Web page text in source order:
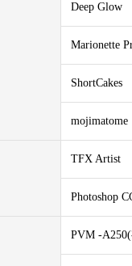
Deep Glow
Marionette
ShortCakes
mojimatome
TFX Artist
Photoshop
PVM -